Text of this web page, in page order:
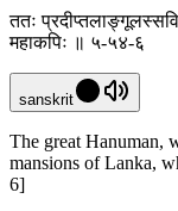
ततः
महाकपिः ॥ ५-५४-६
sanskrit
The great Hanuman,
mansions of Lanka,
6]